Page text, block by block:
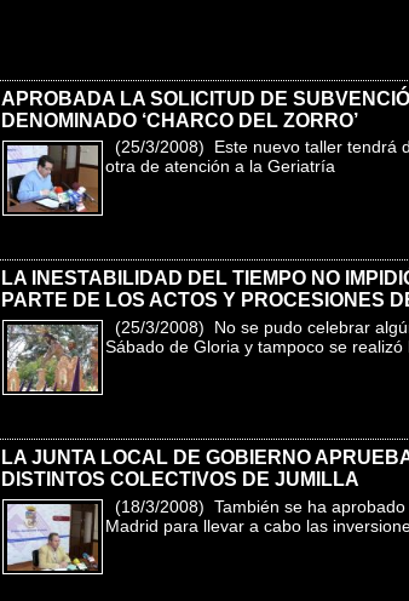
APROBADA LA SOLICITUD DE
DENOMINADO ‘CHARCO DEL ZORRO’
(25/3/2008) Este nuevo taller tendrá
otra de atención a la Geriatría
LA INESTABILIDAD DEL TIEMPO NO
PARTE DE LOS ACTOS Y PROCESIONES
(25/3/2008) No se pudo celebrar
Sábado de Gloria y tampoco se realizó
LA JUNTA LOCAL DE GOBIERNO
DISTINTOS COLECTIVOS DE JUMILLA
(18/3/2008) También se ha
Madrid para llevar a cabo las